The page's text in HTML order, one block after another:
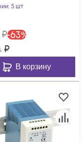
Well
: 5 шт
₽-63%
₽
В корзину